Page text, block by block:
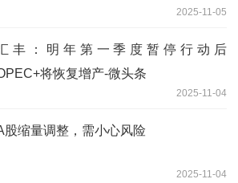
2025-11-05
丰：明年第一季度暂停行动后
将恢复增产-微头条
2025-11-04
股缩量调整，需小心风险
2025-11-04